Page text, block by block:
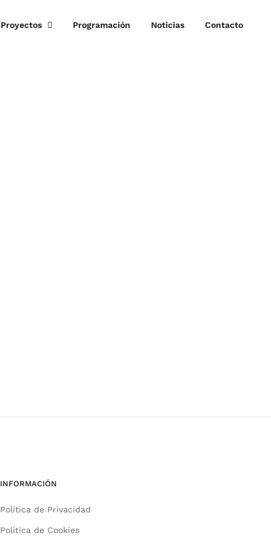
Proyectos Programación Noticias Contacto
INFORMACIÓN
Política de Privacidad
Política de Cookies